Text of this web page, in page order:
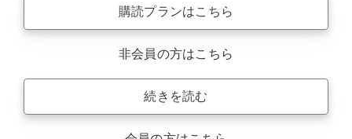
購読プランはこちら
非会員の方はこちら
続きを読む